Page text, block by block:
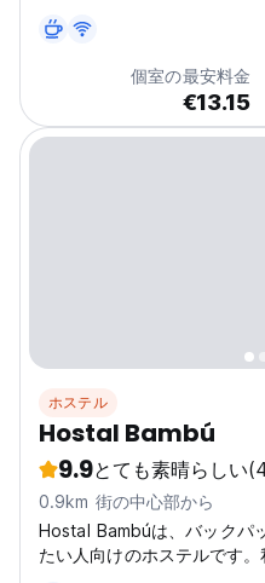
個室の最安料金
€13.15
ホステル
Hostal Bambú
9.9とても素晴らしい
0.9km 街の中心部から
Hostal Bambúは、バックパ
たい人向けのホステルです